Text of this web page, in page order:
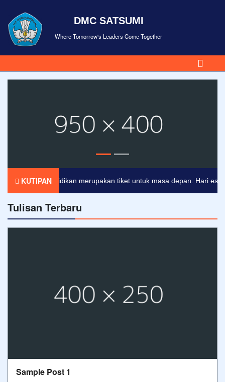
DMC SATSUMI
Where Tomorrow's Leaders Come Together
KUTIPAN
Pendidikan merupakan tiket untuk masa depan. Hari esok
Tulisan Terbaru
Sample Post 1